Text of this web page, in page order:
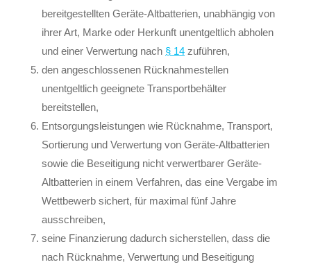
bereitgestellten Geräte-Altbatterien, unabhängig von
ihrer Art, Marke oder Herkunft unentgeltlich abholen
und einer Verwertung nach § 14 zuführen,
den angeschlossenen Rücknahmestellen
unentgeltlich geeignete Transportbehälter
bereitstellen,
Entsorgungsleistungen wie Rücknahme, Transport,
Sortierung und Verwertung von Geräte-Altbatterien
sowie die Beseitigung nicht verwertbarer Geräte-
Altbatterien in einem Verfahren, das eine Vergabe im
Wettbewerb sichert, für maximal fünf Jahre
ausschreiben,
seine Finanzierung dadurch sicherstellen, dass die
nach Rücknahme, Verwertung und Beseitigung